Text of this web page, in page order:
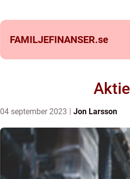
FAMILJEFINANSER.se
04 september 2023 Jon Larsson